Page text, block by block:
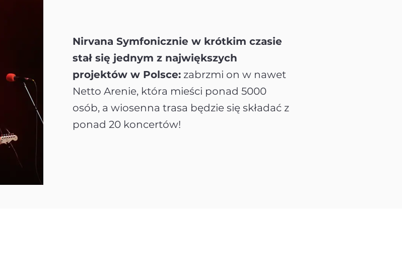
Nirvana Symfonicznie w krótkim czasie
stał się jednym z największych
projektów w Polsce: zabrzmi on w nawet
Netto Arenie, która mieści ponad 5000
osób, a wiosenna trasa będzie się składać z
ponad 20 koncertów!